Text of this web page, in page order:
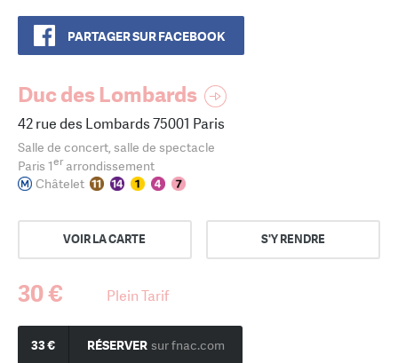
PARTAGER SUR FACEBOOK
Duc des Lombards
42 rue des Lombards 75001 Paris
Salle de concert, salle de spectacle
Paris 1erarrondissement
Châtelet
VOIR LA CARTE S'Y RENDRE
30 € Plein Tarif
33 € RÉSERVER sur fnac.com